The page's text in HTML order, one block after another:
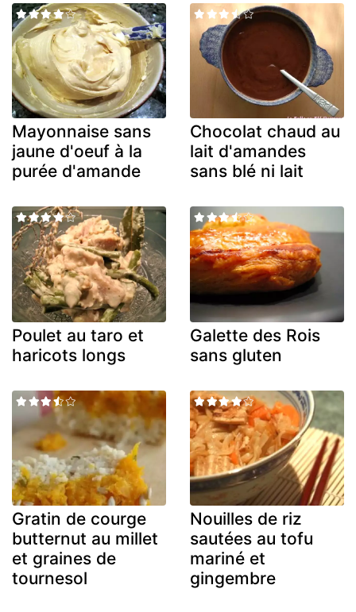
Mayonnaise sans
jaune d'oeuf à la
purée d'amande
Chocolat chaud au
lait d'amandes
sans blé ni lait
Poulet au taro et
haricots longs
Galette des Rois
sans gluten
Gratin de courge
butternut au millet
et graines de
tournesol
Nouilles de riz
sautées au tofu
mariné et
gingembre